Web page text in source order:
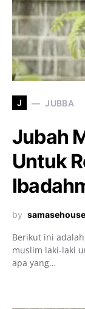
J JUBBA
Jubah
Untuk
by samasehouse
Berikut ini
muslim laki-laki
apa yang…